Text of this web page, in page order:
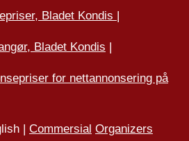
Bladet Kondis |
Bladet Kondis |
for nettannonsering på
| Commersial Organizers